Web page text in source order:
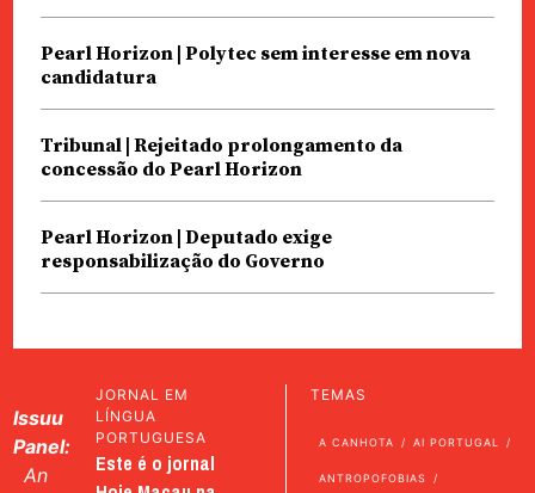
Pearl Horizon | Polytec sem interesse em nova
candidatura
Tribunal | Rejeitado prolongamento da
concessão do Pearl Horizon
Pearl Horizon | Deputado exige
responsabilização do Governo
Issuu
Panel:
An
JORNAL EM
LÍNGUA
PORTUGUESA
Este é o jornal
TEMAS
A CANHOTA AI PORTUGAL
ANTROPOFOBIAS